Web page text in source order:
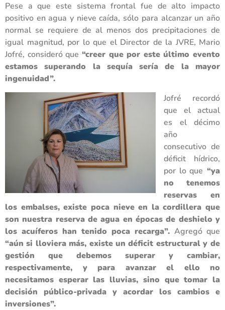
Pese a que este sistema frontal fue de alto impacto
positivo en agua y nieve caída, sólo para alcanzar un año
normal se requiere de al menos dos precipitaciones de
igual magnitud, por lo que el Director de la JVRE, Mario
Jofré, consideró que “creer que por este último evento
estamos superando la sequía sería de la mayor
ingenuidad”.
Jofré recordó
que el actual
es el décimo
año
consecutivo de
déficit hídrico,
por lo que “ya
no tenemos
reservas en
los embalses, existe poca nieve en la cordillera que
son nuestra reserva de agua en épocas de deshielo y
los acuíferos han tenido poca recarga”. Agregó que
“aún si lloviera más, existe un déficit estructural y de
gestión que debemos superar y cambiar,
respectivamente, y para avanzar el ello no
necesitamos esperar las lluvias, sino que tomar la
decisión público-privada y acordar los cambios e
inversiones”.